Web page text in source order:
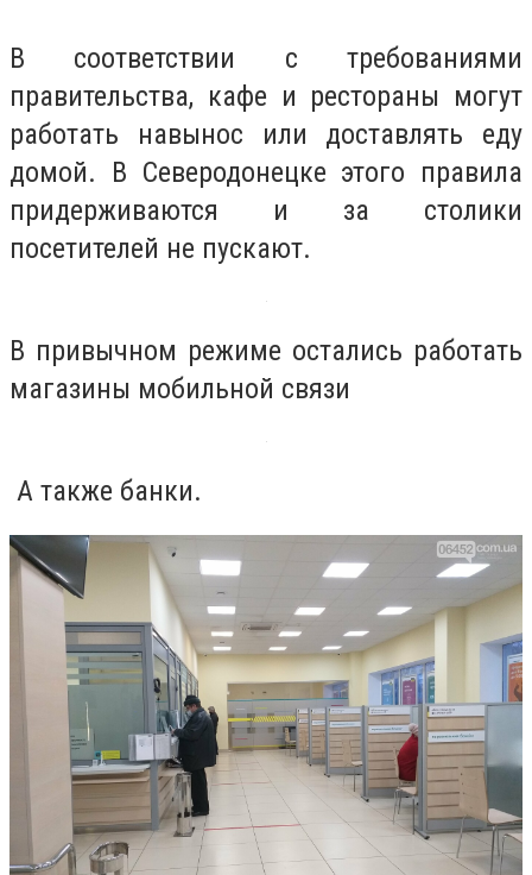
В соответствии с требованиями
правительства, кафе и рестораны могут
работать навынос или доставлять еду
домой. В Северодонецке этого правила
придерживаются и за столики
посетителей не пускают.
В привычном режиме остались работать
магазины мобильной связи
А также банки.